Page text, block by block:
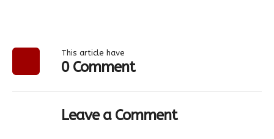
This article have
0 Comment
Leave a Comment